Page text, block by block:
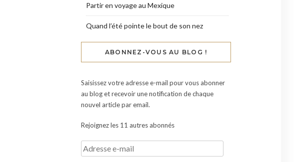
Partir en voyage au Mexique
Quand l’été pointe le bout de son nez
ABONNEZ-VOUS AU BLOG !
Saisissez votre adresse e-mail pour vous abonner
au blog et recevoir une notification de chaque
nouvel article par email.
Rejoignez les 11 autres abonnés